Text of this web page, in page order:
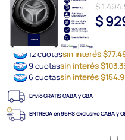
$
$
12 cuotassin interés
9 cuotassin interés
6 cuotassin interés
Envío GRATIS CABA y GBA
ENTREGA en 96HS exclusivo CABA y